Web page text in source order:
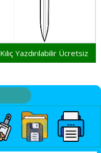
Kılıç Yazdırılabilir Ücretsiz